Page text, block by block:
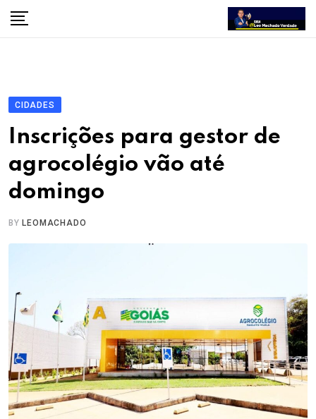
Skip
CIDADES
Inscrições para gestor de
agrocolégio vão até
domingo
BYLEOMACHADO